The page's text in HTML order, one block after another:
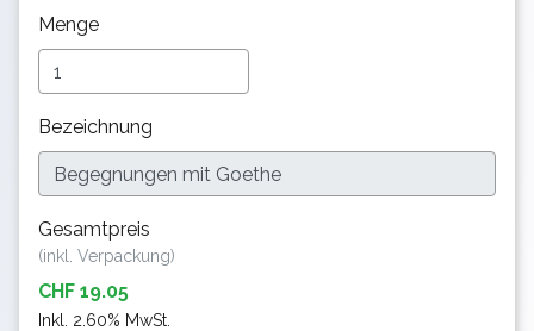
Menge
Bezeichnung
Gesamtpreis
(inkl. Verpackung)
CHF 19.05
Inkl. 2.60% MwSt.